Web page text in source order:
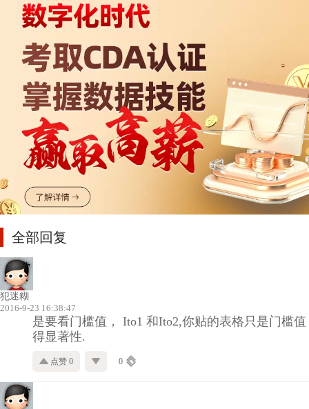
全部回复
犯迷糊
2016-9-23 16:38:47
是要看门槛值， Ito1 和Ito2,你贴的表格只是门槛值
得显著性.
点赞 0 0